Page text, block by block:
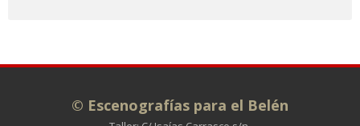
© Escenografías para el Belén